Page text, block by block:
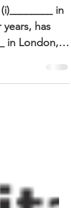
in
in London,